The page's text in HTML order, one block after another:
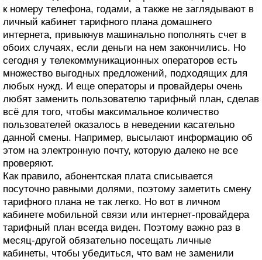
к номеру телефона, годами, а также не заглядывают в
личный кабинет тарифного плана домашнего
интернета, привыкнув машинально пополнять счет в
обоих случаях, если деньги на нем закончились. Но
сегодня у телекоммуникационных операторов есть
множество выгодных предложений, подходящих для
любых нужд. И еще операторы и провайдеры очень
любят заменить пользователю тарифный план, сделав
всё для того, чтобы максимальное количество
пользователей оказалось в неведении касательно
данной смены. Например, высылают информацию об
этом на электронную почту, которую далеко не все
проверяют.
Как правило, абонентская плата списывается
посуточно равными долями, поэтому заметить смену
тарифного плана не так легко. Но вот в личном
кабинете мобильной связи или интернет-провайдера
тарифный план всегда виден. Поэтому важно раз в
месяц-другой обязательно посещать личные
кабинеты, чтобы убедиться, что вам не заменили